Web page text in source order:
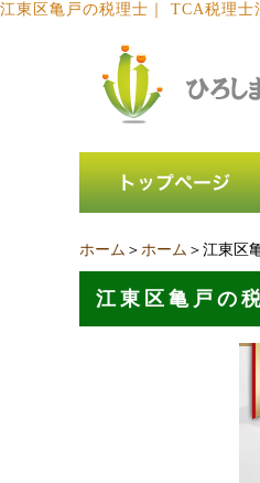
江東区亀戸の税理士｜ TCA税理士
ホーム ＞ ホーム ＞江東区
江東区亀戸の